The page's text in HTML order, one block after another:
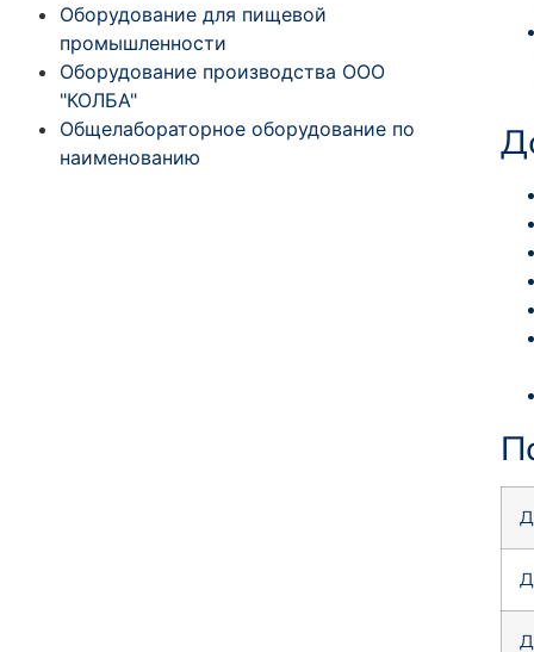
Оборудование для пищевой
промышленности
Оборудование производства ООО
"КОЛБА"
Общелабораторное оборудование по
наименованию